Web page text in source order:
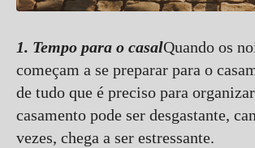
1. Tempo para o casalQuando os
começam a se preparar para o
de tudo que é preciso para
casamento pode ser desgastante,
vezes, chega a ser estressante.